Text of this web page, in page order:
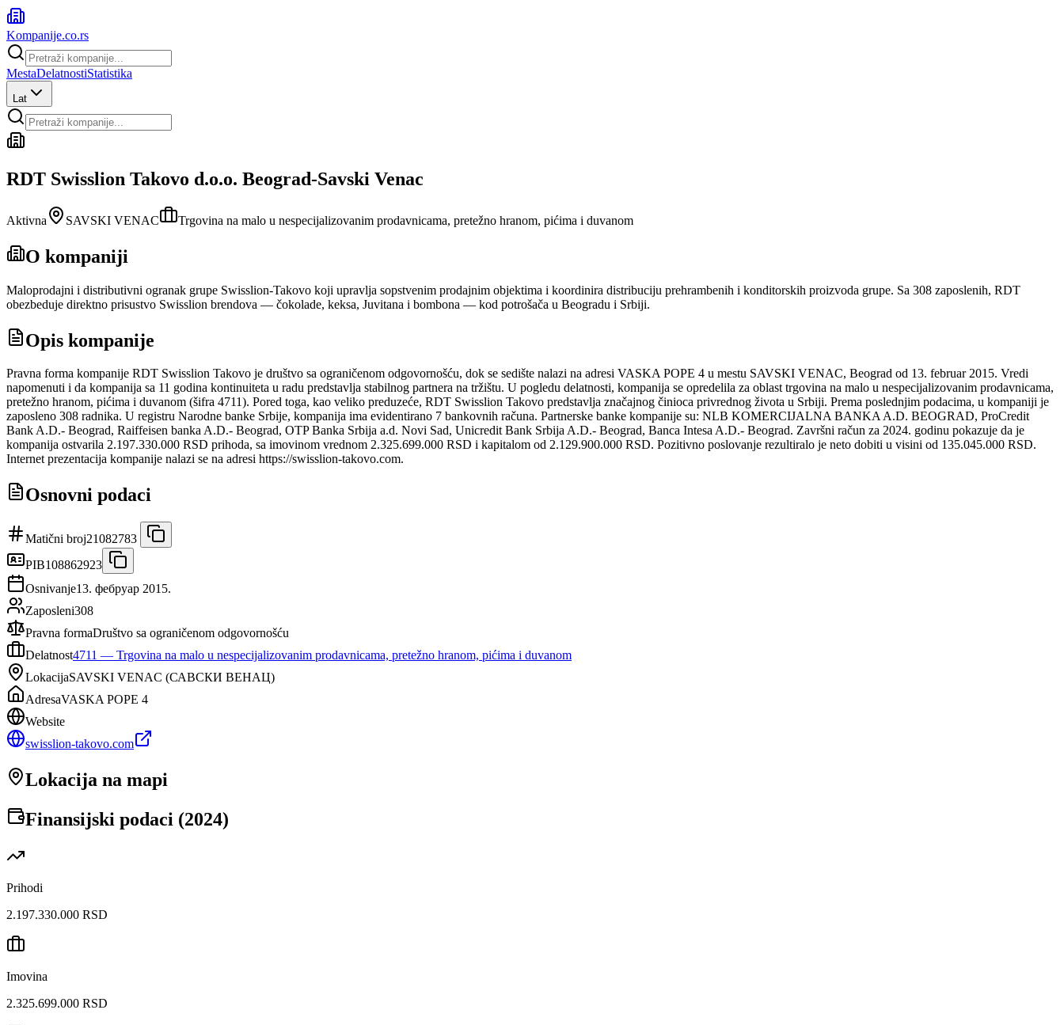
Kompanije.co.rs
MestaDelatnostiStatistika
Lat
RDT Swisslion Takovo d.o.o. Beograd-Savski Venac
Aktivna SAVSKI VENAC Trgovina na malo u nespecijalizovanim prodavnicama, pretežno hranom, pićima i duvanom
O kompaniji
Maloprodajni i distributivni ogranak grupe Swisslion-Takovo koji upravlja sopstvenim prodajnim objektima i koordinira distribuciju prehrambenih i konditorskih proizvoda grupe. Sa 308 zaposlenih, RDT
obezbeduje direktno prisustvo Swisslion brendova — čokolade, keksa, Juvitana i bombona — kod potrošača u Beogradu i Srbiji.
Opis kompanije
Pravna forma kompanije RDT Swisslion Takovo je društvo sa ograničenom odgovornošću, dok se sedište nalazi na adresi VASKA POPE 4 u mestu SAVSKI VENAC, Beograd od 13. februar 2015. Vredi
napomenuti i da kompanija sa 11 godina kontinuiteta u radu predstavlja stabilnog partnera na tržištu. U pogledu delatnosti, kompanija se opredelila za oblast trgovina na malo u nespecijalizovanim prodavnicama,
pretežno hranom, pićima i duvanom (šifra 4711). Pored toga, kao veliko preduzeće, RDT Swisslion Takovo predstavlja značajnog činioca privrednog života u Srbiji. Prema poslednjim podacima, u kompaniji je
zaposleno 308 radnika. U registru Narodne banke Srbije, kompanija ima evidentirano 7 bankovnih računa. Partnerske banke kompanije su: NLB KOMERCIJALNA BANKA A.D. BEOGRAD, ProCredit
Bank A.D.- Beograd, Raiffeisen banka A.D.- Beograd, OTP Banka Srbija a.d. Novi Sad, Unicredit Bank Srbija A.D.- Beograd, Banca Intesa A.D.- Beograd. Završni račun za 2024. godinu pokazuje da je
kompanija ostvarila 2.197.330.000 RSD prihoda, sa imovinom vrednom 2.325.699.000 RSD i kapitalom od 2.129.900.000 RSD. Pozitivno poslovanje rezultiralo je neto dobiti u visini od 135.045.000 RSD.
Internet prezentacija kompanije nalazi se na adresi https://swisslion-takovo.com.
Osnovni podaci
Matični broj21082783
PIB108862923
Osnivanje13. фебруар 2015.
Zaposleni308
Pravna formaDruštvo sa ograničenom odgovornošću
Delatnost4711 — Trgovina na malo u nespecijalizovanim prodavnicama, pretežno hranom, pićima i duvanom
LokacijaSAVSKI VENAC (САВСКИ ВЕНАЦ)
AdresaVASKA POPE 4
Website
swisslion-takovo.com
Lokacija na mapi
Finansijski podaci (2024)
Prihodi
2.197.330.000 RSD
Imovina
2.325.699.000 RSD